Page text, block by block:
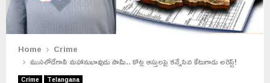
Home
Crime
ముసలోడేగానీ మహానుబావుడు సామీ.. కోట్ల ఆస్తులపై కన్నేసిన కేటుగాడు అరెస్ట్!
Crime Telangana